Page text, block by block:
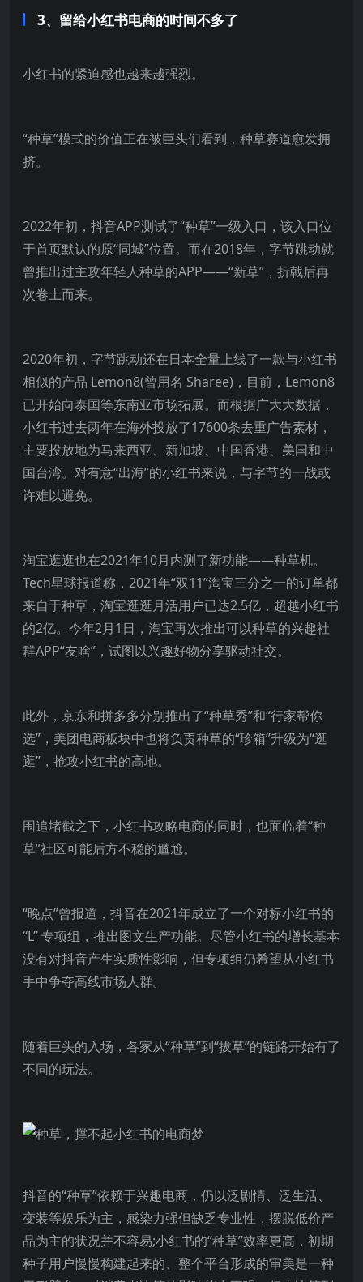
3、留给小红书电商的时间不多了
小红书的紧迫感也越来越强烈。
“种草”模式的价值正在被巨头们看到，种草赛道愈发拥
挤。
2022年初，抖音APP测试了“种草”一级入口，该入口位
于首页默认的原“同城”位置。而在2018年，字节跳动就
曾推出过主攻年轻人种草的APP——“新草”，折戟后再
次卷土而来。
2020年初，字节跳动还在日本全量上线了一款与小红书
相似的产品 Lemon8(曾用名 Sharee)，目前，Lemon8
已开始向泰国等东南亚市场拓展。而根据广大大数据，
小红书过去两年在海外投放了17600条去重广告素材，
主要投放地为马来西亚、新加坡、中国香港、美国和中
国台湾。对有意“出海”的小红书来说，与字节的一战或
许难以避免。
淘宝逛逛也在2021年10月内测了新功能——种草机。
Tech星球报道称，2021年“双11”淘宝三分之一的订单都
来自于种草，淘宝逛逛月活用户已达2.5亿，超越小红书
的2亿。今年2月1日，淘宝再次推出可以种草的兴趣社
群APP“友啥”，试图以兴趣好物分享驱动社交。
此外，京东和拼多多分别推出了“种草秀”和“行家帮你
选”，美团电商板块中也将负责种草的“珍箱”升级为“逛
逛”，抢攻小红书的高地。
围追堵截之下，小红书攻略电商的同时，也面临着“种
草”社区可能后方不稳的尴尬。
“晚点”曾报道，抖音在2021年成立了一个对标小红书的
“L” 专项组，推出图文生产功能。尽管小红书的增长基本
没有对抖音产生实质性影响，但专项组仍希望从小红书
手中争夺高线市场人群。
随着巨头的入场，各家从“种草”到“拔草”的链路开始有了
不同的玩法。
抖音的“种草”依赖于兴趣电商，仍以泛剧情、泛生活、
变装等娱乐为主，感染力强但缺乏专业性，摆脱低价产
品为主的状况并不容易;小红书的“种草”效率更高，初期
种子用户慢慢构建起来的、整个平台形成的审美是一种